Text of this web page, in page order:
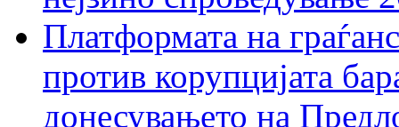
Платформата на
против корупцијата
донесувањето на